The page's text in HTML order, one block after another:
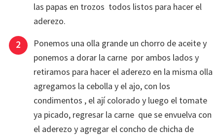
las papas en trozos todos listos para hacer el
aderezo.
Ponemos una olla grande un chorro de aceite y
ponemos a dorar la carne por ambos lados y
retiramos para hacer el aderezo en la misma olla
agregamos la cebolla y el ajo, con los
condimentos , el ají colorado y luego el tomate
ya picado, regresar la carne que se envuelva con
el aderezo y agregar el concho de chicha de